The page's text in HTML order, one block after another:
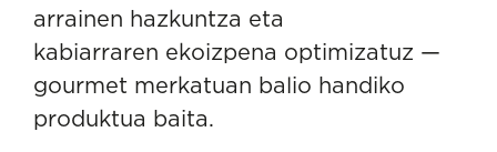
arrainen hazkuntza eta
kabiarraren ekoizpena optimizatuz —
gourmet merkatuan balio handiko
produktua baita.